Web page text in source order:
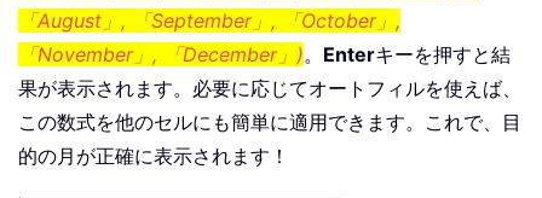
「August」, 「September」, 「October」,
「November」, 「December」)。 Enterキーを押すと結
果が表示されます。必要に応じてオートフィルを使えば、
この数式を他のセルにも簡単に適用できます。これで、目
的の月が正確に表示されます！